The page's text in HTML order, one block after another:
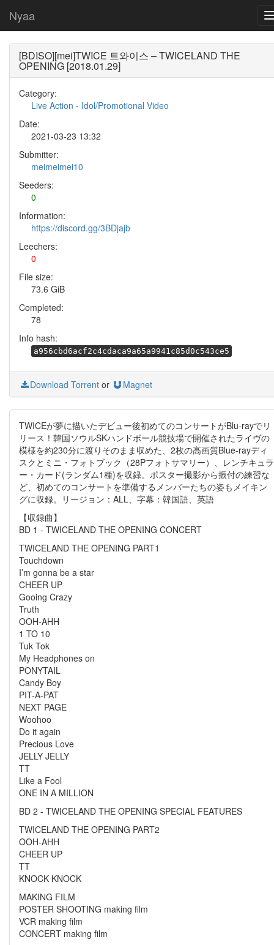
Nyaa
[BDISO][mei]TWICE 트와이스 – TWICELAND THE
OPENING [2018.01.29]
Category:
Live Action - Idol/Promotional Video
Date:
2021-03-23 13:32
Submitter:
meimeimei10
Seeders:
0
Information:
https://discord.gg/3BDjajb
Leechers:
0
File size:
73.6 GiB
Completed:
78
Info hash:
a956cbd6acf2c4cdaca9a65a9941c85d0c543ce5
Download Torrent or Magnet
TWICEが夢に描いたデビュー後初めてのコンサートがBlu-rayでリ
リース！韓国ソウルSKハンドボール競技場で開催されたライヴの
模様を約230分に渡りそのまま収めた、2枚の高画質Blue-rayディ
スクとミニ・フォトブック（28Pフォトサマリー）、レンチキュラ
ー・カード(ランダム1種)を収録。ポスター撮影から振付の練習な
ど、初めてのコンサートを準備するメンバーたちの姿もメイキン
グに収録。リージョン：ALL、字幕：韓国語、英語
【収録曲】
BD 1 - TWICELAND THE OPENING CONCERT
TWICELAND THE OPENING PART1
Touchdown
I’m gonna be a star
CHEER UP
Gooing Crazy
Truth
OOH-AHH
1 TO 10
Tuk Tok
My Headphones on
PONYTAIL
Candy Boy
PIT-A-PAT
NEXT PAGE
Woohoo
Do it again
Precious Love
JELLY JELLY
TT
Like a Fool
ONE IN A MILLION
BD 2 - TWICELAND THE OPENING SPECIAL FEATURES
TWICELAND THE OPENING PART2
OOH-AHH
CHEER UP
TT
KNOCK KNOCK
MAKING FILM
POSTER SHOOTING making film
VCR making film
CONCERT making film